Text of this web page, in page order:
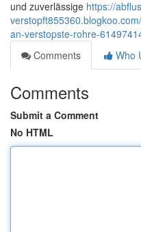
und zuverlässige https://
an-verstopste-rohre-
Comments
Who
Comments
Submit a Comment
No HTML